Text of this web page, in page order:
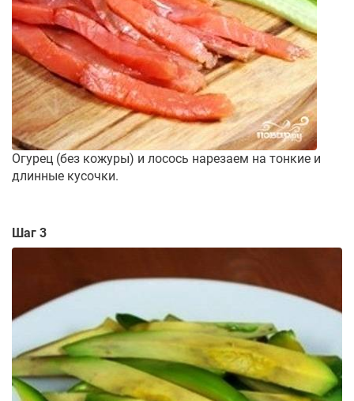
Огурец (без кожуры) и лосось нарезаем на тонкие и
длинные кусочки.
Шаг 3